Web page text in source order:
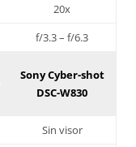
20x
f/3.3 – f/6.3
Sony Cyber-shot
DSC-W830
Sin visor